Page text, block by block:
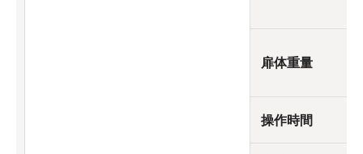
扉体重量
操作時間